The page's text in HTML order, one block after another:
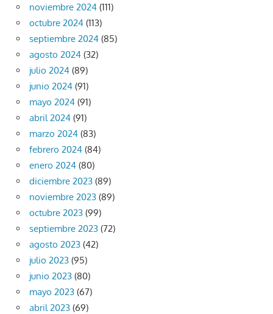
noviembre 2024 (111)
octubre 2024 (113)
septiembre 2024 (85)
agosto 2024 (32)
julio 2024 (89)
junio 2024 (91)
mayo 2024 (91)
abril 2024 (91)
marzo 2024 (83)
febrero 2024 (84)
enero 2024 (80)
diciembre 2023 (89)
noviembre 2023 (89)
octubre 2023 (99)
septiembre 2023 (72)
agosto 2023 (42)
julio 2023 (95)
junio 2023 (80)
mayo 2023 (67)
abril 2023 (69)